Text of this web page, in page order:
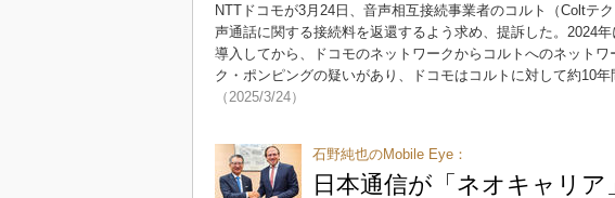
NTTドコモが3月24日、音声相互接続事業者のコルト（Coltテ
声通話に関する接続料を返還するよう求め、提訴した。2024
導入してから、ドコモのネットワークからコルトへのネット
ク・ポンピングの疑いがあり、ドコモはコルトに対して約10
（2025/3/24）
石野純也のMobile Eye：
日本通信が「ネオキャリ